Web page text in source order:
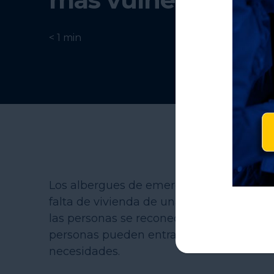
< 1 min
Los albergues de emergencia
falta de vivienda de una comunidad:
las personas se reconectan con la
personas pueden entrar y salir
necesidades.